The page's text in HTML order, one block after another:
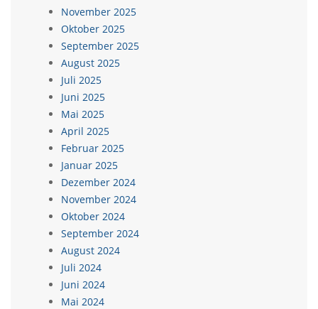
November 2025
Oktober 2025
September 2025
August 2025
Juli 2025
Juni 2025
Mai 2025
April 2025
Februar 2025
Januar 2025
Dezember 2024
November 2024
Oktober 2024
September 2024
August 2024
Juli 2024
Juni 2024
Mai 2024